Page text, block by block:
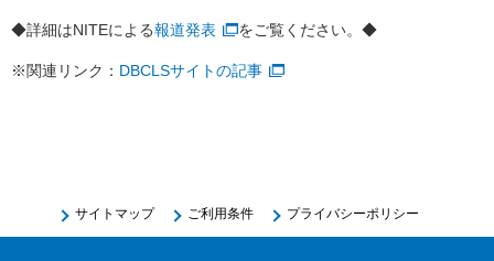
◆詳細はNITEによる報道発表 をご覧ください。◆
※関連リンク： DBCLSサイトの記事
サイトマップ ご利用条件 プライバシーポリシー